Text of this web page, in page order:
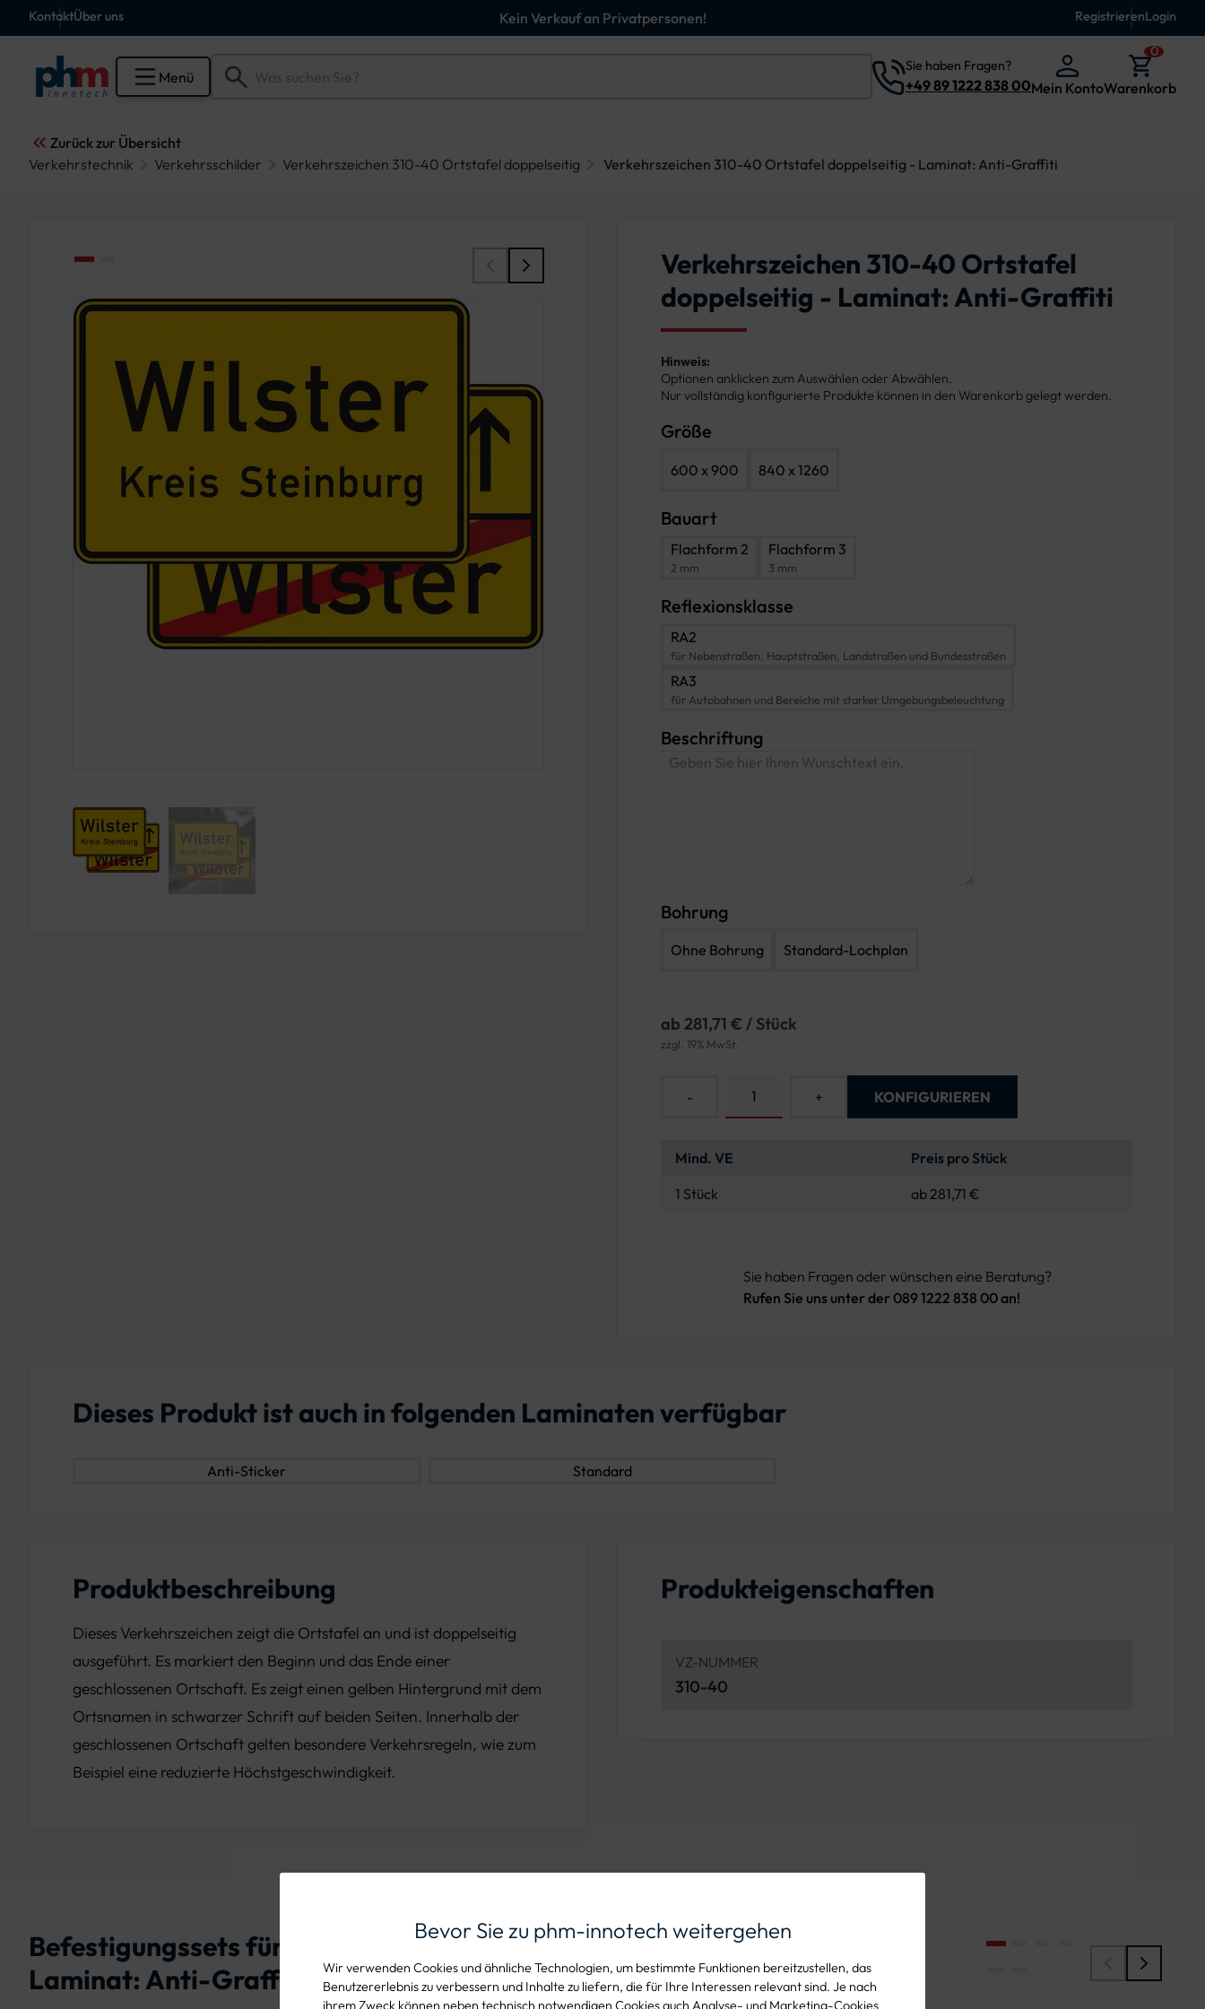
KontaktÜber uns Kein Verkauf an Privatpersonen! RegistrierenLogin
Menü
Sie haben Fragen?
+49 89 1222 838 00Mein Konto
0
Warenkorb
Zurück zur Übersicht
Verkehrstechnik
Verkehrsschilder Verkehrszeichen 310-40 Ortstafel doppelseitig Verkehrszeichen 310-40 Ortstafel doppelseitig - Laminat: Anti-Graffiti
Bevor Sie zu phm-innotech weitergehen
Wir verwenden Cookies und ähnliche Technologien, um bestimmte Funktionen bereitzustellen, das
Benutzererlebnis zu verbessern und Inhalte zu liefern, die für Ihre Interessen relevant sind. Je nach
ihrem Zweck können neben technisch notwendigen Cookies auch Analyse- und Marketing-Cookies
Verkehrszeichen 310-40 Ortstafel
doppelseitig - Laminat: Anti-Graffiti
Hinweis:
Optionen anklicken zum Auswählen oder Abwählen.
Nur vollständig konfigurierte Produkte können in den Warenkorb gelegt werden.
Größe
600 x 900 840 x 1260
Bauart
Flachform 2
2 mm
Flachform 3
3 mm
Reflexionsklasse
RA2
für Nebenstraßen, Hauptstraßen, Landstraßen und Bundesstraßen
RA3
für Autobahnen und Bereiche mit starker Umgebungsbeleuchtung
Beschriftung
Bohrung
Ohne Bohrung Standard-Lochplan
ab 281,71 € / Stück
zzgl. 19% MwSt.
- + KONFIGURIEREN
Mind. VE
Preis pro Stück
1 Stück
ab 281,71 €
Sie haben Fragen oder wünschen eine Beratung?
Rufen Sie uns unter der 089 1222 838 00 an!
Dieses Produkt ist auch in folgenden Laminaten verfügbar
Anti-Sticker Standard
Produktbeschreibung
Dieses Verkehrszeichen zeigt die Ortstafel an und ist doppelseitig
ausgeführt. Es markiert den Beginn und das Ende einer
geschlossenen Ortschaft. Es zeigt einen gelben Hintergrund mit dem
Ortsnamen in schwarzer Schrift auf beiden Seiten. Innerhalb der
geschlossenen Ortschaft gelten besondere Verkehrsregeln, wie zum
Beispiel eine reduzierte Höchstgeschwindigkeit.
Produkteigenschaften
VZ-NUMMER
310-40
Befestigungssets für Verkehrszeichen 310-40 Ortstafel doppelseitig -
Laminat: Anti-Graffiti: